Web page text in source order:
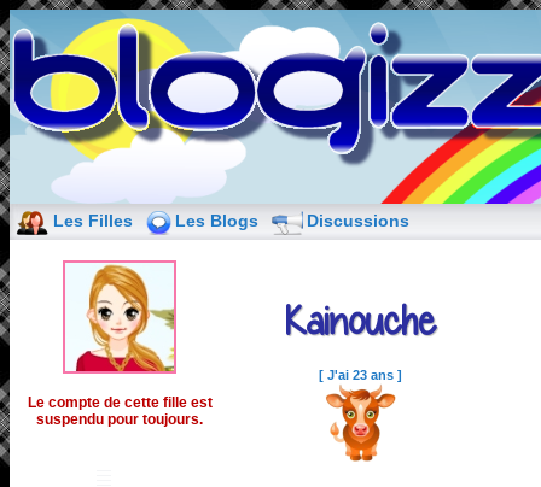
Les Filles Les Blogs Discussions
Le compte de cette fille est
suspendu pour toujours.
Kainouche
[ J'ai 23 ans ]